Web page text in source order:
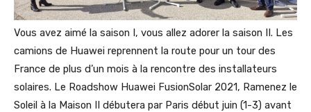
Vous avez aimé la saison I, vous allez adorer la saison II. Les
camions de Huawei reprennent la route pour un tour des
France de plus d’un mois à la rencontre des installateurs
solaires. Le Roadshow Huawei FusionSolar 2021, Ramenez le
Soleil à la Maison II débutera par Paris début juin (1-3) avant